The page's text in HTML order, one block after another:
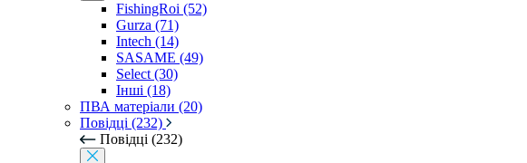
FishingRoi (52)
Gurza (71)
Intech (14)
SASAME (49)
Select (30)
Інші (18)
ПВА матеріали (20)
Повідці (232)
Повідці (232)